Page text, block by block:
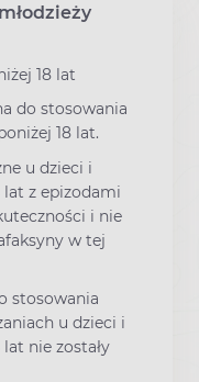
18 lat
do stosowania
18 lat.
u dzieci i
lat z epizodami
i nie
w tej
stosowania
u dzieci i
nie zostały